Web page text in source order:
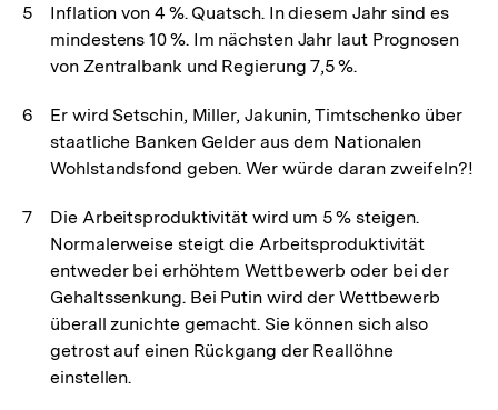
Inflation von 4 %. Quatsch. In diesem Jahr sind es
mindestens 10 %. Im nächsten Jahr laut Prognosen
von Zentralbank und Regierung 7,5 %.
Er wird Setschin, Miller, Jakunin, Timtschenko über
staatliche Banken Gelder aus dem Nationalen
Wohlstandsfond geben. Wer würde daran zweifeln?!
Die Arbeitsproduktivität wird um 5 % steigen.
Normalerweise steigt die Arbeitsproduktivität
entweder bei erhöhtem Wettbewerb oder bei der
Gehaltssenkung. Bei Putin wird der Wettbewerb
überall zunichte gemacht. Sie können sich also
getrost auf einen Rückgang der Reallöhne
einstellen.